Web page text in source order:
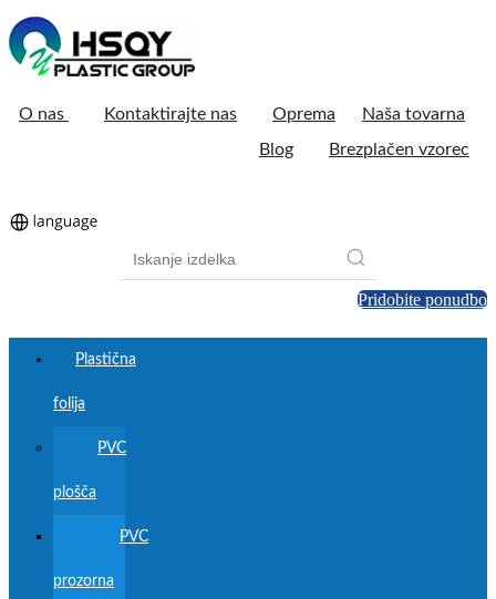
O nas Kontaktirajte nas Oprema
Naša tovarna
Blog
Brezplačen vzorec
Pridobite ponudbo
Plastična
folija
PVC
plošča
PVC
prozorna